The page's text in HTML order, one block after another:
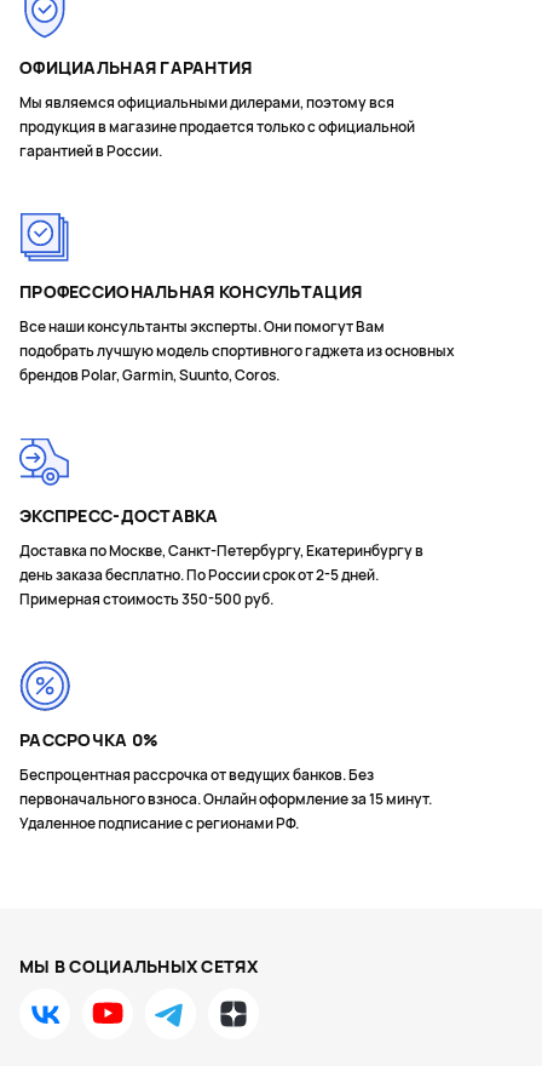
ОФИЦИАЛЬНАЯ ГАРАНТИЯ
Мы являемся официальными дилерами, поэтому вся
продукция в магазине продается только с официальной
гарантией в России.
ПРОФЕССИОНАЛЬНАЯ КОНСУЛЬТАЦИЯ
Все наши консультанты эксперты. Они помогут Вам
подобрать лучшую модель спортивного гаджета из основных
брендов Polar, Garmin, Suunto, Coros.
ЭКСПРЕСС-ДОСТАВКА
Доставка по Москве, Санкт-Петербургу, Екатеринбургу в
день заказа бесплатно. По России срок от 2-5 дней.
Примерная стоимость 350-500 руб.
РАССРОЧКА 0%
Беспроцентная рассрочка от ведущих банков. Без
первоначального взноса. Онлайн оформление за 15 минут.
Удаленное подписание с регионами РФ.
МЫ В СОЦИАЛЬНЫХ СЕТЯХ